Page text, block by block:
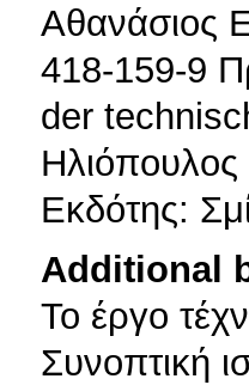
Αθανάσιος
418-159-9
der
Εκδότης:
Additional
To έργο
Συνοπτική